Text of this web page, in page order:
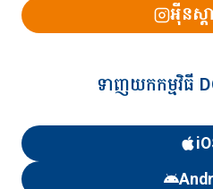
អ៊ីនស្ត
ទាញយកកម្មវិធី